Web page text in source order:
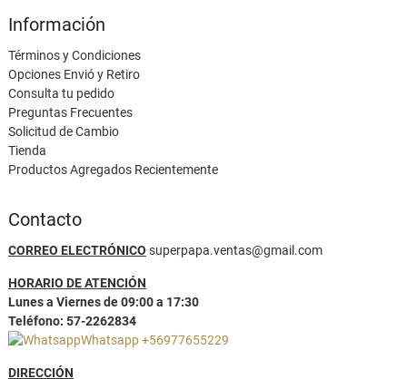
Información
Términos y Condiciones
Opciones Envió y Retiro
Consulta tu pedido
Preguntas Frecuentes
Solicitud de Cambio
Tienda
Productos Agregados Recientemente
Contacto
CORREO ELECTRÓNICO superpapa.ventas@gmail.com
HORARIO DE ATENCIÓN
Lunes a Viernes de 09:00 a 17:30
Teléfono: 57-2262834
Whatsapp +56977655229
DIRECCIÓN